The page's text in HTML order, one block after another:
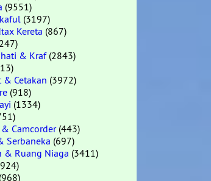
(9551)
(3197)
Kereta (867)
& Kraf(2843)
& Cetakan (3972)
(918)
(1334)
Camcorder(443)
Serbaneka (697)
& Ruang Niaga (3411)